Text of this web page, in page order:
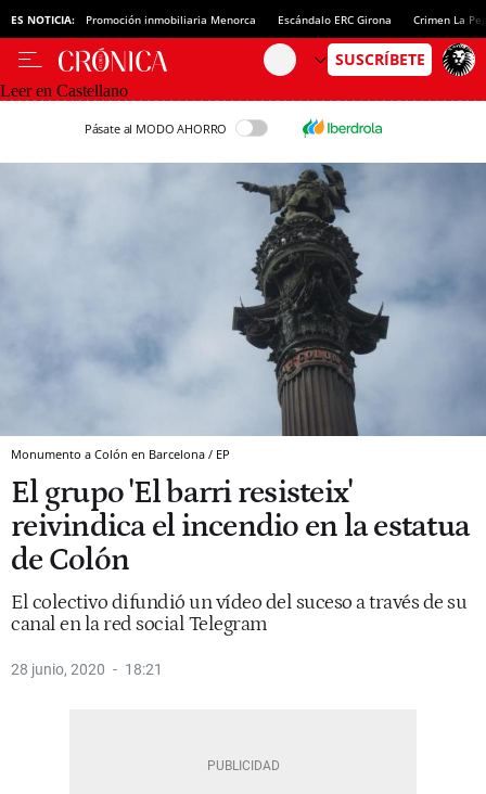
ES NOTICIA: Promoción inmobiliaria Menorca Escándalo ERC Girona Crimen La
Leer en Castellano
Pásate al MODO AHORRO
Monumento a Colón en Barcelona / EP
El grupo 'El barri resisteix'
reivindica el incendio en la estatua
de Colón
El colectivo difundió un vídeo del suceso a través de su
canal en la red social Telegram
28 junio, 2020 18:21